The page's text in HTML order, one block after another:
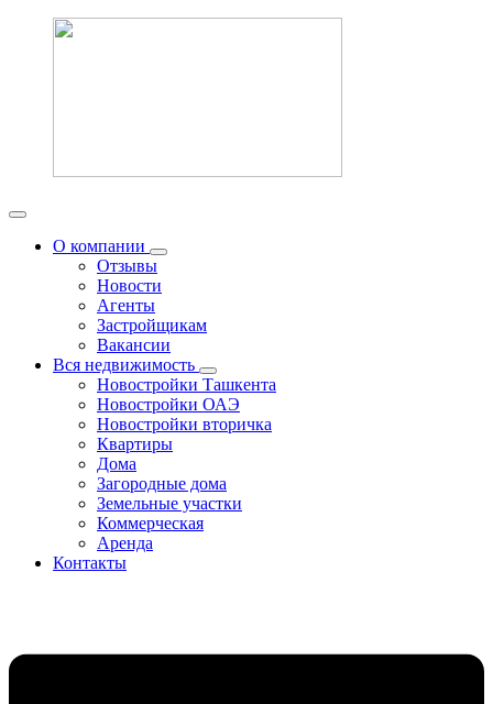
О компании
Отзывы
Новости
Агенты
Застройщикам
Вакансии
Вся недвижимость
Новостройки Ташкента
Новостройки ОАЭ
Новостройки вторичка
Квартиры
Дома
Загородные дома
Земельные участки
Коммерческая
Аренда
Контакты